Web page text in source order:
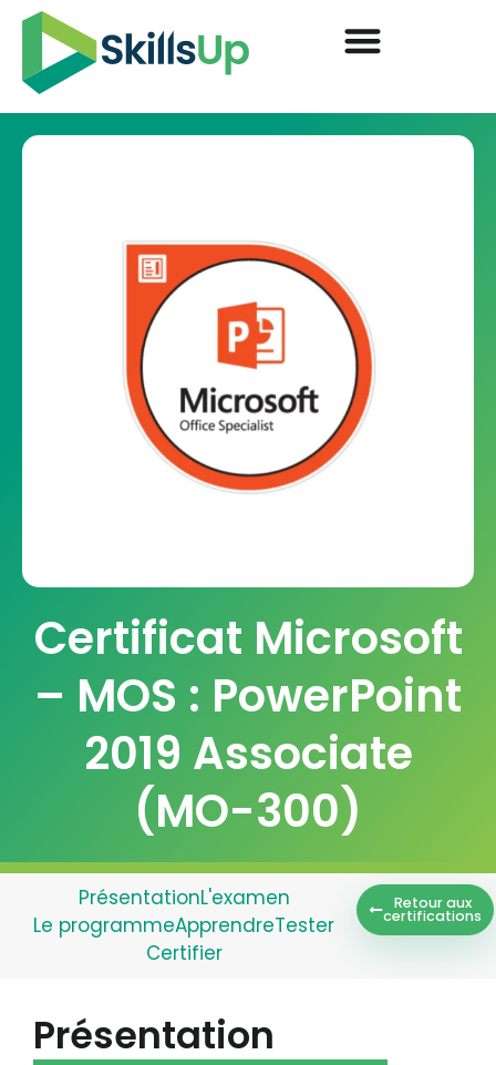
Certificat Microsoft
– MOS : PowerPoint
2019 Associate
(MO-300)
PrésentationL'examen
Le programmeApprendreTester
Certifier
Retour aux
certifications
Présentation